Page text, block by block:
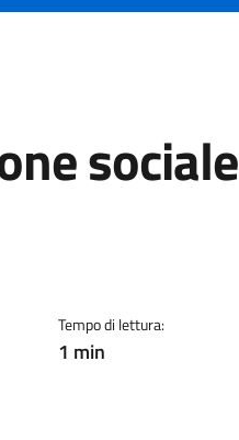
sociale
Tempo di lettura:
1 min